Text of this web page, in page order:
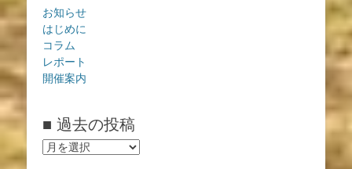
お知らせ
はじめに
コラム
レポート
開催案内
■ 過去の投稿